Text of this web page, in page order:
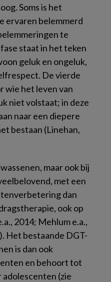
Soms is het
ervaren belemmerd
te
staat in het teken
geluk en ongeluk,
De vierde
wie het leven van
niet volstaat; in deze
naar een diepere
bestaan (Linehan,
maar ook bij
met een
dan
ook op
2014; Mehlum e.a.,
Het bestaande DGT-
is dan ook
en behoort tot
adolescenten (zie